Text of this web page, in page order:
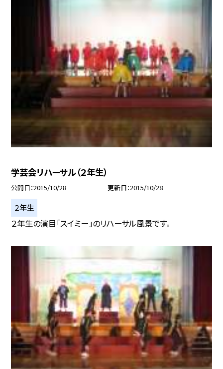
学芸会リハーサル（２年生）
公開日 2015/10/28 更新日 2015/10/28
２年生
２年生の演目「スイミー」のリハーサル風景です。